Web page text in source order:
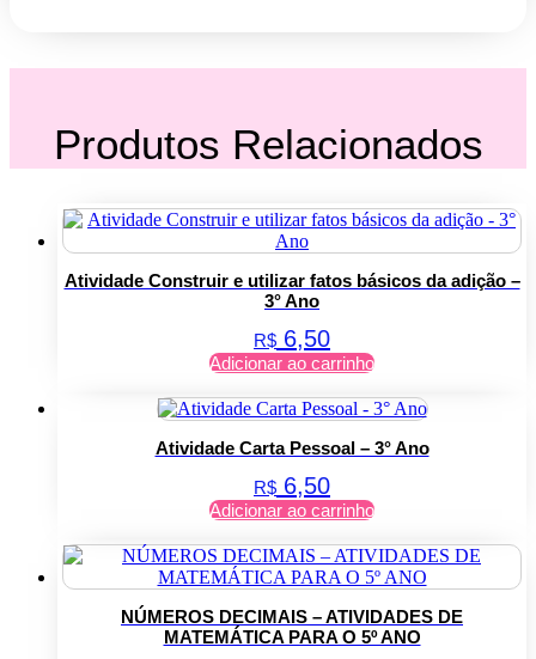
Produtos Relacionados
Atividade Construir e utilizar fatos básicos da adição –
3° Ano
R$ 6,50
Adicionar ao carrinho
Atividade Carta Pessoal – 3° Ano
R$ 6,50
Adicionar ao carrinho
NÚMEROS DECIMAIS – ATIVIDADES DE
MATEMÁTICA PARA O 5º ANO